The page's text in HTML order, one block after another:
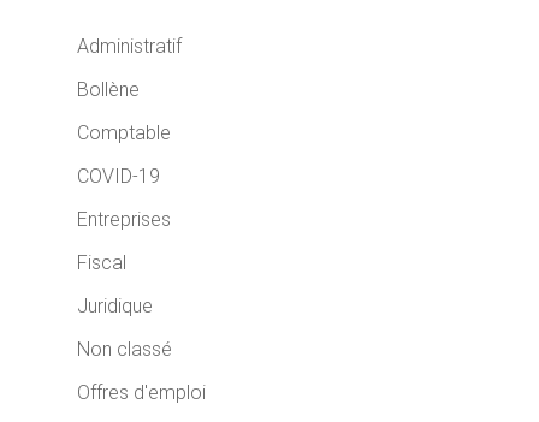
Administratif
Bollène
Comptable
COVID-19
Entreprises
Fiscal
Juridique
Non classé
Offres d'emploi